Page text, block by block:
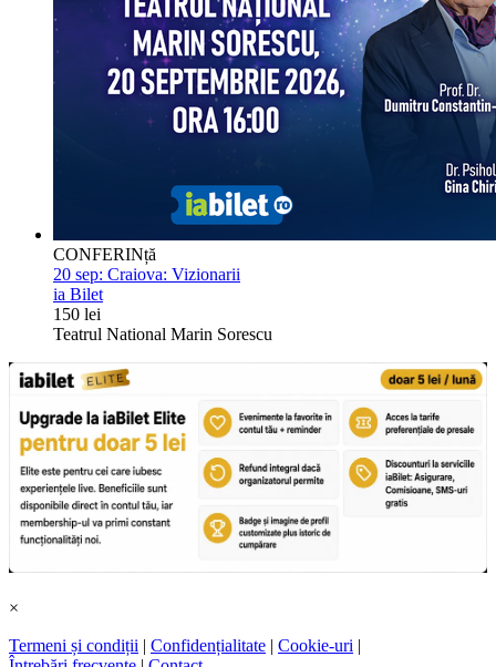
CONFERINță
20 sep: Craiova: Vizionarii
ia Bilet
150 lei
Teatrul National Marin Sorescu
×
Termeni și condiții | Confidențialitate | Cookie-uri |